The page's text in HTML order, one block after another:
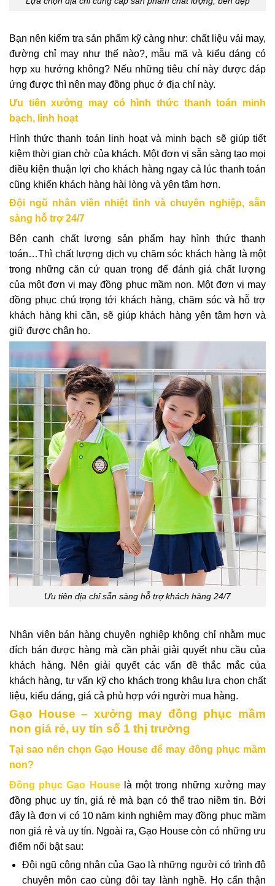
Bạn nên kiểm tra sản phẩm kỹ càng như: chất liệu vải may,
đường chỉ may như thế nào?, mẫu mã và kiểu dáng có
hợp xu hướng không? Nếu những tiêu chí này được đáp
ứng được thì nên may đồng phục ở địa chỉ này.
Ưu tiên xưởng may có hình thức thanh toán minh
bạch, linh hoạt
Hình thức thanh toán linh hoạt và minh bạch sẽ giúp tiết
kiệm thời gian chờ của khách. Một đơn vị sẵn sàng tạo mọi
điều kiện thuận lợi cho khách hàng ngay cả lúc thanh toán
cũng khiến khách hàng hài lòng và yên tâm hơn.
Đội ngũ nhân viên nhiệt tình và chuyên nghiệp, sẵn
sàng hỗ trợ 24/7
Bên cạnh chất lượng sản phẩm hay hình thức thanh
toán…Thì chất lượng dịch vụ chăm sóc khách hàng là một
trong những căn cứ quan trọng để đánh giá chất lượng
của một đơn vị may đồng phục mầm non. Một đơn vị may
đồng phục chú trọng tới khách hàng, chăm sóc và hỗ trợ
khách hàng khi cần, sẽ giúp khách hàng yên tâm hơn và
giữ được chân họ.
Ưu tiên địa chỉ sẵn sàng hỗ trợ khách hàng 24/7
Nhân viên bán hàng chuyên nghiệp không chỉ nhằm mục
đích bán được hàng mà cần phải giải quyết nhu cầu của
khách hàng. Nên giải quyết các vấn đề thắc mắc của
khách hàng, tư vấn kỹ cho khách trong khâu lựa chọn chất
liệu, kiểu dáng, giá cả phù hợp với người mua hàng.
Gạo House – xưởng may đồng phục mầm
non giá rẻ, uy tín số 1 thị trường
Tại sao nên chọn Gạo House để may đồng phục mầm
non?
Đồng phục Gạo Houselà một trong những xưởng may
đồng phục uy tín, giá rẻ mà bạn có thể trao niềm tin. Bởi
đây là đơn vị có 10 năm kinh nghiệm may đồng phục mầm
non giá rẻ và uy tín. Ngoài ra, Gạo House còn có những ưu
điểm nổi bật sau:
Đội ngũ công nhân của Gạo là những người có trình độ
chuyên môn cao cùng đôi tay lành nghề. Họ cẩn thận